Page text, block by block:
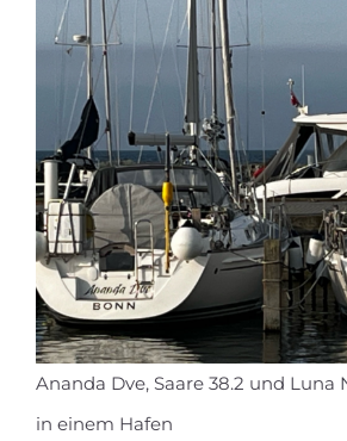
Ananda Dve, Saare 38.2 und Luna
in einem Hafen